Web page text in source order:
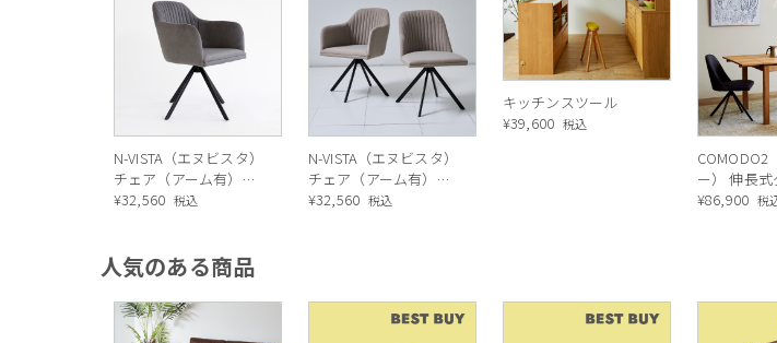
N-VISTA（エヌビスタ）
チェア（アーム有）グ
レー
¥32,560 税込
N-VISTA（エヌビスタ）
チェア（アーム有）ベ
ージュ
¥32,560 税込
キッチンスツール
¥39,600 税込
COMODO2
ー） 伸長式
テーブル（
¥86,900 税
人気のある商品